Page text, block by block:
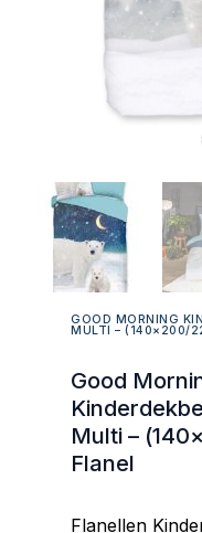
GOOD MORNING
MULTI – (140×200/
Good
Multi –
Flanel
Flanellen